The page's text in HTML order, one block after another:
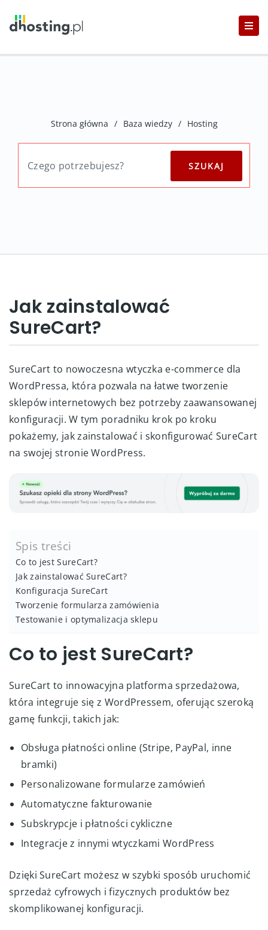
Strona główna / Baza wiedzy / Hosting
Jak zainstalować
SureCart?
SureCart to nowoczesna wtyczka e-commerce dla
WordPressa, która pozwala na łatwe tworzenie
sklepów internetowych bez potrzeby zaawansowanej
konfiguracji. W tym poradniku krok po kroku
pokażemy, jak zainstalować i skonfigurować SureCart
na swojej stronie WordPress.
Spis treści
Co to jest SureCart?
Jak zainstalować SureCart?
Konfiguracja SureCart
Tworzenie formularza zamówienia
Testowanie i optymalizacja sklepu
Co to jest SureCart?
SureCart to innowacyjna platforma sprzedażowa,
która integruje się z WordPressem, oferując szeroką
gamę funkcji, takich jak:
Obsługa płatności online (Stripe, PayPal, inne
bramki)
Personalizowane formularze zamówień
Automatyczne fakturowanie
Subskrypcje i płatności cykliczne
Integracje z innymi wtyczkami WordPress
Dzięki SureCart możesz w szybki sposób uruchomić
sprzedaż cyfrowych i fizycznych produktów bez
skomplikowanej konfiguracji.